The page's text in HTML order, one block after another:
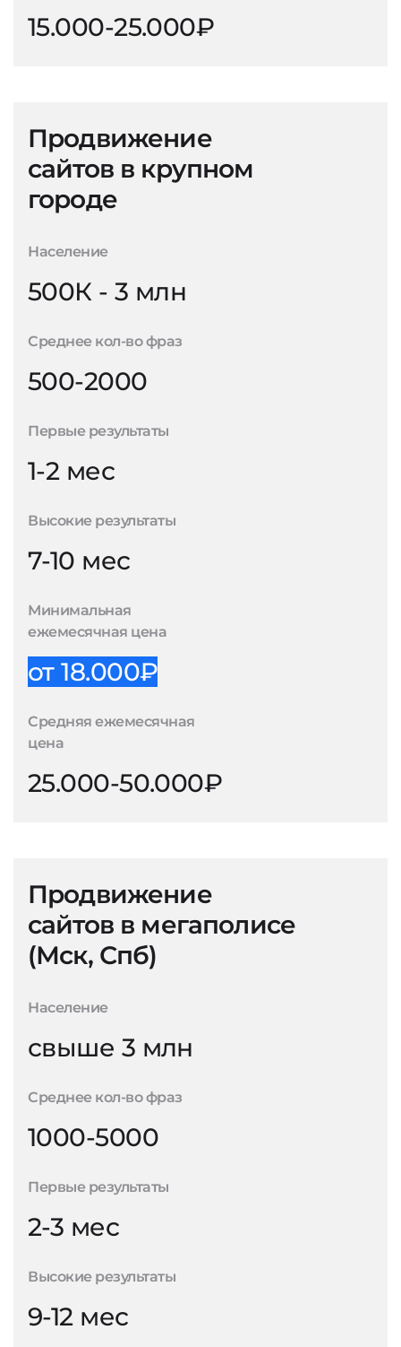
15.000-25.000₽
Продвижение
сайтов в крупном
городе
Население
500К - 3 млн
Среднее кол-во фраз
500-2000
Первые результаты
1-2 мес
Высокие результаты
7-10 мес
Минимальная
ежемесячная цена
от 18.000₽
Средняя ежемесячная
цена
25.000-50.000₽
Продвижение
сайтов в мегаполисе
(Мск, Спб)
Население
свыше 3 млн
Среднее кол-во фраз
1000-5000
Первые результаты
2-3 мес
Высокие результаты
9-12 мес